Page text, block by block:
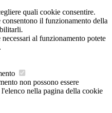
quali cookie consentire.
il funzionamento della
al funzionamento potete
.
non possono essere
nella pagina della cookie